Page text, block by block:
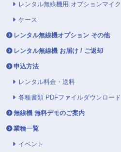
レンタル無線機用 オプションマイク
ケース
レンタル無線機オプション その他
レンタル無線機 お届け / ご返却
申込方法
レンタル料金・送料
各種書類 PDFファイルダウンロード
無線機 無料デモのご案内
業種一覧
イベント